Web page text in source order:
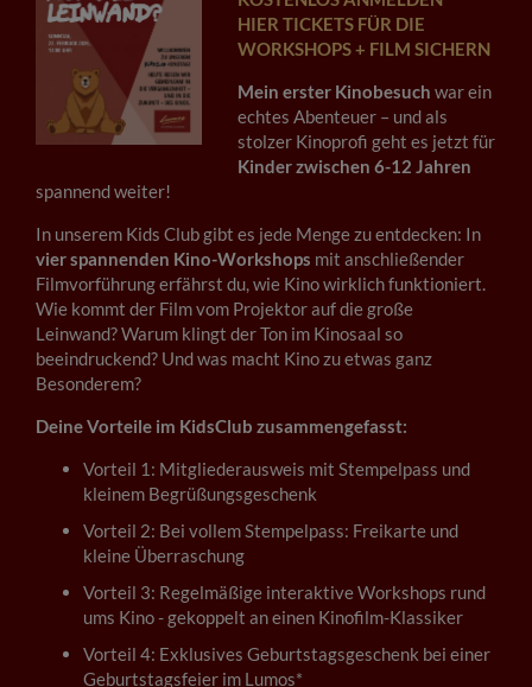
HIER TICKETS FÜR DIE
WORKSHOPS + FILM SICHERN
Mein erster Kinobesuch war ein
echtes Abenteuer – und als
stolzer Kinoprofi geht es jetzt für
Kinder zwischen 6-12 Jahren
spannend weiter!
In unserem Kids Club gibt es jede Menge zu entdecken: In
vier spannenden Kino-Workshops mit anschließender
Filmvorführung erfährst du, wie Kino wirklich funktioniert.
Wie kommt der Film vom Projektor auf die große
Leinwand? Warum klingt der Ton im Kinosaal so
beeindruckend? Und was macht Kino zu etwas ganz
Besonderem?
Deine Vorteile im KidsClub zusammengefasst:
Vorteil 1: Mitgliederausweis mit Stempelpass und
kleinem Begrüßungsgeschenk
Vorteil 2: Bei vollem Stempelpass: Freikarte und
kleine Überraschung
Vorteil 3: Regelmäßige interaktive Workshops rund
ums Kino - gekoppelt an einen Kinofilm-Klassiker
Vorteil 4: Exklusives Geburtstagsgeschenk bei einer
Geburtstagsfeier im Lumos*